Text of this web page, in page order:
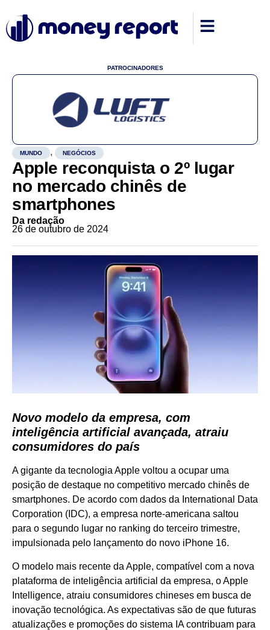
PATROCINADORES
MUNDO , NEGÓCIOS
Apple reconquista o 2º lugar
no mercado chinês de
smartphones
Da redação
26 de outubro de 2024
Novo modelo da empresa, com
inteligência artificial avançada, atraiu
consumidores do país
A gigante da tecnologia Apple voltou a ocupar uma
posição de destaque no competitivo mercado chinês de
smartphones. De acordo com dados da International Data
Corporation (IDC), a empresa norte-americana saltou
para o segundo lugar no ranking do terceiro trimestre,
impulsionada pelo lançamento do novo iPhone 16.
O modelo mais recente da Apple, compatível com a nova
plataforma de inteligência artificial da empresa, o Apple
Intelligence, atraiu consumidores chineses em busca de
inovação tecnológica. As expectativas são de que futuras
atualizações e promoções do sistema IA contribuam para